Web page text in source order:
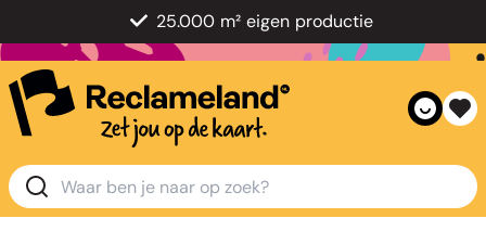
25.000 m² eigen productie